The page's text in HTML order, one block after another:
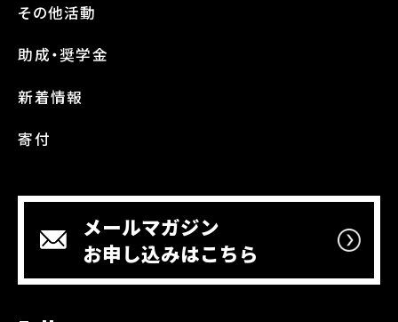
その他活動
助成・奨学金
新着情報
寄付
メールマガジン
お申し込みはこちら